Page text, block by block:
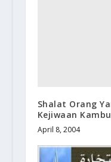
Shalat Orang
Kejiwaan
April 8, 2004